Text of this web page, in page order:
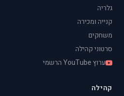
גלריה
קנייה ומכירה
משחקים
סרטוני קהילה
ערוץ YouTube הרשמי
קהילה